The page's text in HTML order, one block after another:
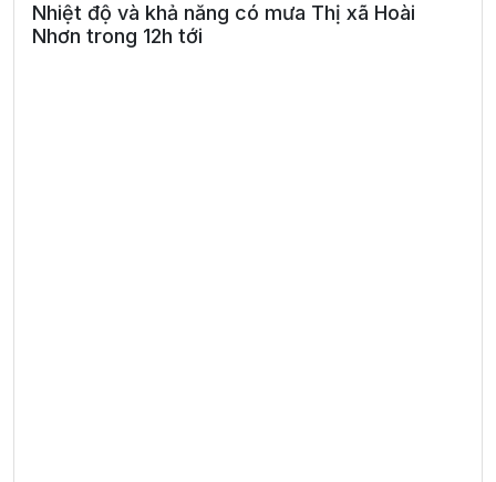
Nhiệt độ và khả năng có mưa Thị xã Hoài
Nhơn trong 12h tới